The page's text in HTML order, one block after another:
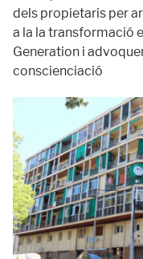
dels propietaris per
a la la transformació
Generation i
conscienciació